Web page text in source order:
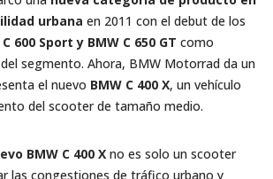
urbana en 2011 con el debut de los
600 Sport y BMW C 650 GT como
del segmento. Ahora, BMW Motorrad da un
el nuevo BMW C 400 X, un vehículo
del scooter de tamaño medio.
BMW C 400 X no es solo un scooter
las congestiones de tráfico urbano y